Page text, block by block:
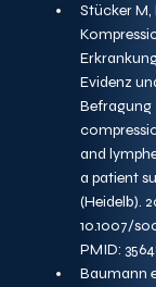
Stücker M,
Evidenz
Befragung
and
a patient
(Heidelb).
10.1007/
PMID:
Baumann